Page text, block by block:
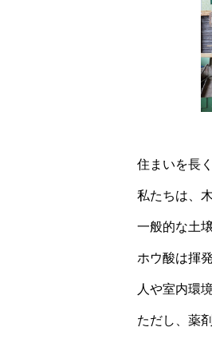
住まいを長
私たちは、
一般的な土
ホウ酸は揮
人や室内環
ただし、薬